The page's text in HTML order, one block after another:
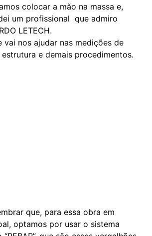
colocar a mão na massa e,
um profissional que admiro
LETECH.
vai nos ajudar nas medições de
e demais procedimentos.
que, para essa obra em
optamos por usar o sistema